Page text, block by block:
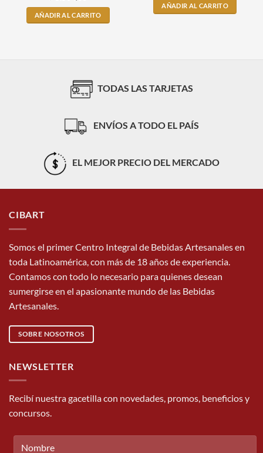
AÑADIR AL CARRITO
AÑADIR AL CARRITO
TODAS LAS TARJETAS
ENVÍOS A TODO EL PAÍS
EL MEJOR PRECIO DEL MERCADO
CIBART
Somos el primer Centro Integral de Bebidas Artesanales en
toda Latinoamérica, con más de 18 años de experiencia.
Contamos con todo lo necesario para quienes desean
sumergirse en el apasionante mundo de las Bebidas
Artesanales.
SOBRE NOSOTROS
NEWSLETTER
Recibí nuestra gacetilla con novedades, promos, beneficios y
concursos.